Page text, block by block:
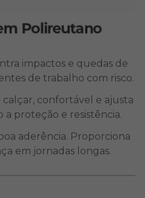
impactos e quedas de
de trabalho com risco.
calçar, confortável e ajusta
a proteção e resistência.
aderência. Proporciona
em jornadas longas.